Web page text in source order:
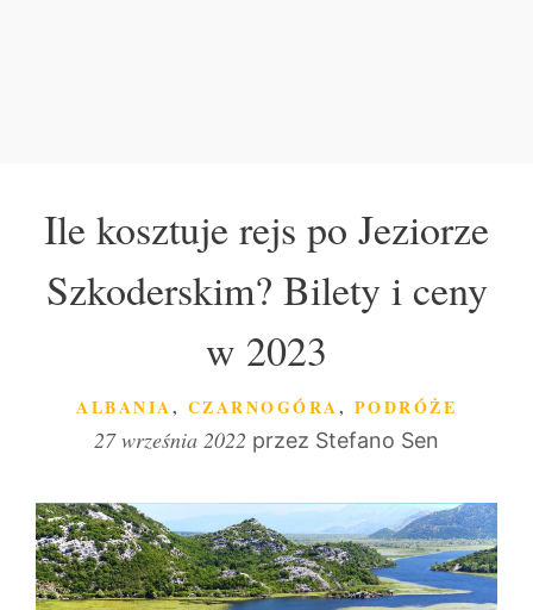
Ile kosztuje rejs po Jeziorze
Szkoderskim? Bilety i ceny
w 2023
KATEGORIE
ALBANIA, CZARNOGÓRA, PODRÓŻE
27 września 2022 przez Stefano Sen